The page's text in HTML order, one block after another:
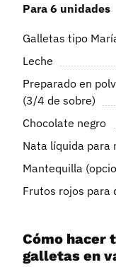
Para 6 unidades
Galletas tipo
Leche
Preparado en
(3/4 de sobre)
Chocolate negro
Nata líquida para
Mantequilla
Frutos rojos para
Cómo hacer
galletas en